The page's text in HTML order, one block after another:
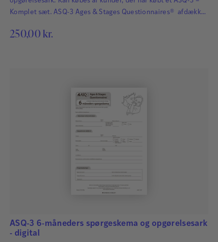
Komplet sæt. ASQ-3 Ages & Stages Questionnaires® afdækker
småbørn. Det har afgørende betydning for børns fremtid, at
250,00 kr.
ASQ-3 6-måneders spørgeskema og opgørelsesark
- digital